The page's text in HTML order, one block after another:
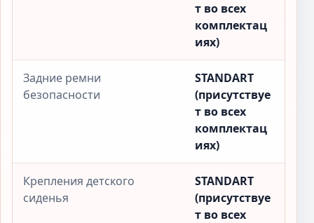
т во всех
комплектац
иях)
Задние ремни
безопасности
STANDART
(присутствуе
т во всех
комплектац
иях)
Крепления детского
сиденья
STANDART
(присутствуе
т во всех